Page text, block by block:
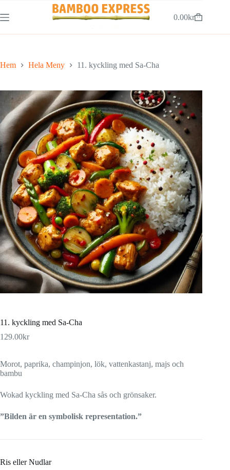
till
innehåll
Varukorg
0.00kr
Hem Hela Meny 11. kyckling med Sa-Cha
11. kyckling med Sa-Cha
129.00kr
Morot, paprika, champinjon, lök, vattenkastanj, majs och
bambu
Wokad kyckling med Sa-Cha sås och grönsaker.
”Bilden är en symbolisk representation.”
Ris eller Nudlar